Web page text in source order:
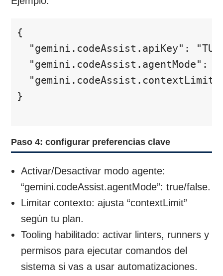
{
"gemini.codeAssist.apiKey":
"gemini.codeAssist.agentMode":
}
Paso 4: configurar preferencias clave
Activar/Desactivar modo agente:
“gemini.codeAssist.agentMode”: true/false.
Limitar contexto: ajusta “contextLimit”
según tu plan.
Tooling habilitado: activar linters, runners y
permisos para ejecutar comandos del
sistema si vas a usar automatizaciones.